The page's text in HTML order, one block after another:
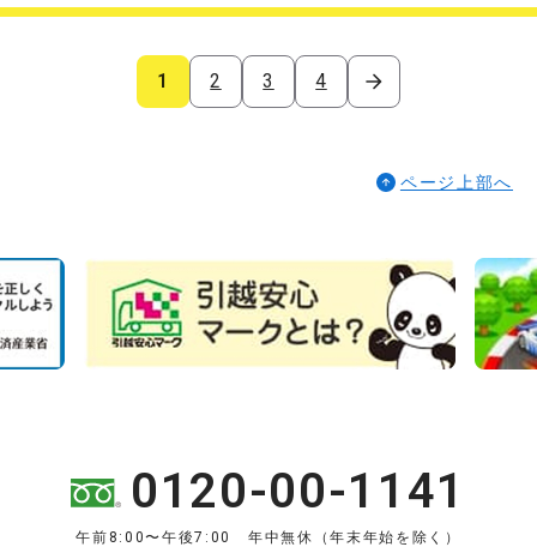
1 2 3 4
ページ上部へ
0120-00-1141
午前8:00〜午後7:00 年中無休（年末年始を除く）